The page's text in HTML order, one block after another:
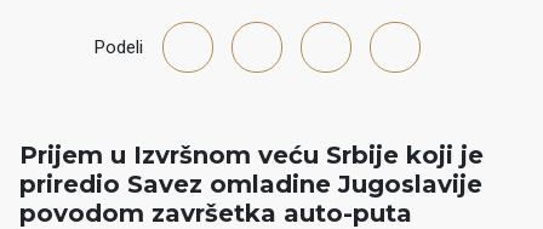
Podeli
Prijem u Izvršnom veću Srbije koji je
priredio Savez omladine Jugoslavije
povodom završetka auto-puta